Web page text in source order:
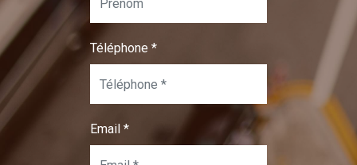
Téléphone *
Email *